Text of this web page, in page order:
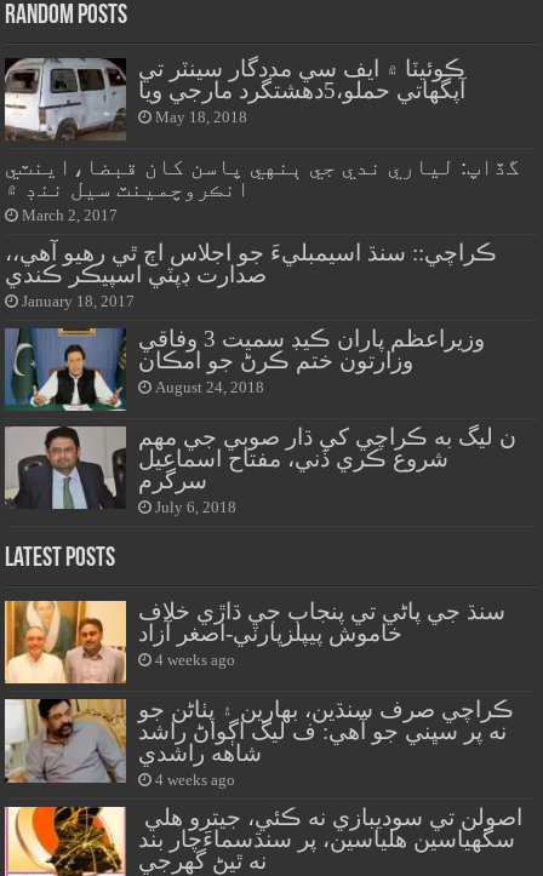
Random Posts
ڪوئيٽا ۾ ايف سي مددگار سينٽر تي
آپگهاتي حملو،5دهشتگرد مارجي ويا
May 18, 2018
گڏاپ: لياري ندي جي ٻنهي پاسن کان قبضا،اينٽي
انڪروچمينٽ سيل ننڊ ۾
March 2, 2017
ڪراچي:: سنڌ اسيمبليءَ جو اجلاس اڄ ٿي رهيو آهي،،
صدارت ڊپٽي اسپيڪر ڪندي
January 18, 2017
وزيراعظم پاران ڪيڊ سميت 3 وفاقي
وزارتون ختم ڪرڻ جو امڪان
August 24, 2018
ن ليگ به ڪراچي کي ڌار صوبي جي مهم
شروع ڪري ڏني، مفتاح اسماعيل
سرگرم
July 6, 2018
Latest Posts
سنڌ جي پاڻي تي پنجاب جي ڌاڙي خلاف
خاموش پيپلزپارٽي-اصغر آزاد
4 weeks ago
ڪراچي صرف سنڌين، بهارين ۽ پٺاڻن جو
نه پر سڀني جو آهي: ف ليگ اڳواڻ راشد
شاهه راشدي
4 weeks ago
سگهياسين هلياسين، پر سنڌسماءَچار بند
نه ٿيڻ گهرجي